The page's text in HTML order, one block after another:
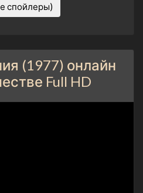
спойлеры)
(1977) онлайн
Full HD